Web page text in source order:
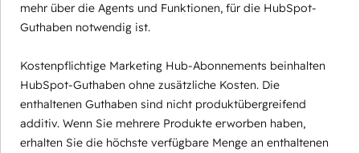
mehr über die Agents und Funktionen, für die HubSpot-
Guthaben notwendig ist.
Kostenpflichtige Marketing Hub-Abonnements beinhalten
HubSpot-Guthaben ohne zusätzliche Kosten. Die
enthaltenen Guthaben sind nicht produktübergreifend
additiv. Wenn Sie mehrere Produkte erworben haben,
erhalten Sie die höchste verfügbare Menge an enthaltenen